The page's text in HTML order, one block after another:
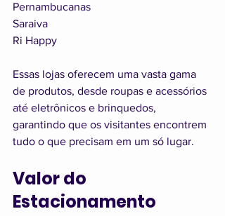
Pernambucanas
Saraiva
Ri Happy
Essas lojas oferecem uma vasta gama
de produtos, desde roupas e acessórios
até eletrônicos e brinquedos,
garantindo que os visitantes encontrem
tudo o que precisam em um só lugar.
Valor do
Estacionamento